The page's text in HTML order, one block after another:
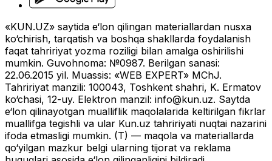
«KUN.UZ» saytida e‘lon qilingan materiallardan nusxa
ko‘chirish, tarqatish va boshqa shakllarda foydalanish
faqat tahririyat yozma roziligi bilan amalga oshirilishi
mumkin. Guvohnoma: №0987. Berilgan sanasi:
22.06.2015 yil. Muassis: «WEB EXPERT» MChJ.
Tahririyat manzili: 100043, Toshkent shahri, K. Ermatov
ko‘chasi, 12-uy. Elektron manzil: info@kun.uz. Saytda
e‘lon qilinayotgan mualliflik maqolalarida keltirilgan fikrlar
muallifga tegishli va ular Kun.uz tahririyati nuqtai nazarini
ifoda etmasligi mumkin. (T) — maqola va materiallarda
qo‘yilgan mazkur belgi ularning tijorat va reklama